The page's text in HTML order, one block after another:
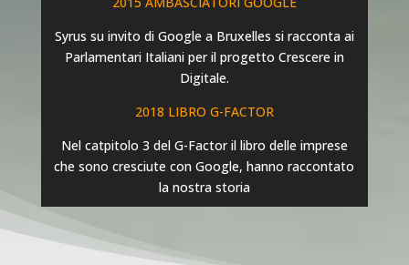
Syrus su invito di Google a Bruxelles si racconta ai
Parlamentari Italiani per il progetto Crescere in
Digitale.
2018 LIBRO G-FACTOR
Nel catpitolo 3 del G-Factor il libro delle imprese
che sono cresciute con Google, hanno raccontato
la nostra storia